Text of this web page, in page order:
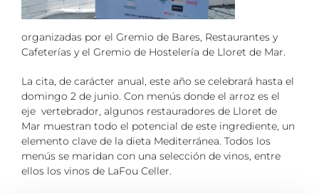
organizadas por el Gremio de Bares, Restaurantes y
Cafeterías y el Gremio de Hostelería de Lloret de Mar.
La cita, de carácter anual, este año se celebrará hasta el
domingo 2 de junio. Con menús donde el arroz es el
eje vertebrador, algunos restauradores de Lloret de
Mar muestran todo el potencial de este ingrediente, un
elemento clave de la dieta Mediterránea. Todos los
menús se maridan con una selección de vinos, entre
ellos los vinos de LaFou Celler.